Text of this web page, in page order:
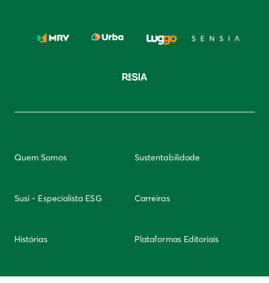
Quem Somos Sustentabilidade
Susi - Especialista ESG Carreiras
Histórias Plataformas Editoriais
Newsletter Integridade